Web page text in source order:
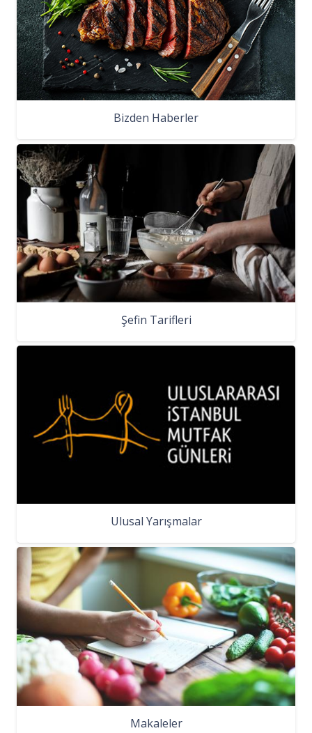
Bizden Haberler
Şefin Tarifleri
Ulusal Yarışmalar
Makaleler